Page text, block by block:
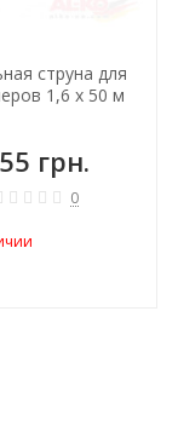
струна для
1,6 х 50 м
грн.
0